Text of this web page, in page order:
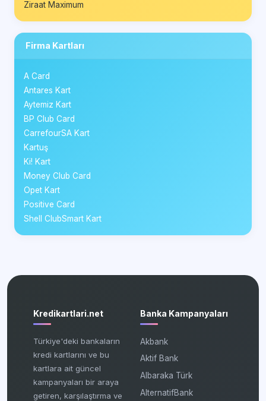
Ziraat Maximum
Firma Kartları
A Card
Antares Kart
Aytemiz Kart
BP Club Card
CarrefourSA Kart
Kartuş
Ki! Kart
Money Club Card
Opet Kart
Positive Card
Shell ClubSmart Kart
Kredikartlari.net
Türkiye'deki bankaların
kredi kartlarını ve bu
kartlara ait güncel
kampanyaları bir araya
getiren, karşılaştırma ve
Banka Kampanyaları
Akbank
Aktif Bank
Albaraka Türk
AlternatifBank